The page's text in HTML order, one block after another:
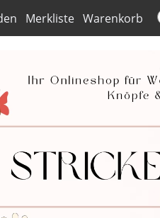
Merkliste Warenkorb